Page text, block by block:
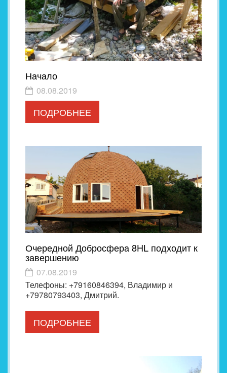
Начало
08.08.2019
ПОДРОБНЕЕ
Очередной Добросфера 8HL подходит к
завершению
07.08.2019
Телефоны: +79160846394, Владимир и
+79780793403, Дмитрий.
ПОДРОБНЕЕ